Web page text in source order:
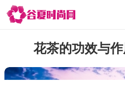
花茶的功效与